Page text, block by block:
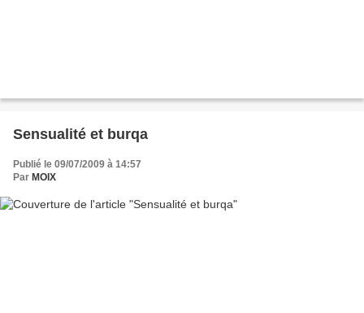
Sensualité et burqa
Publié le 09/07/2009 à 14:57
Par MOIX